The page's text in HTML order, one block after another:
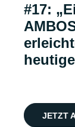
#17:
JETZT